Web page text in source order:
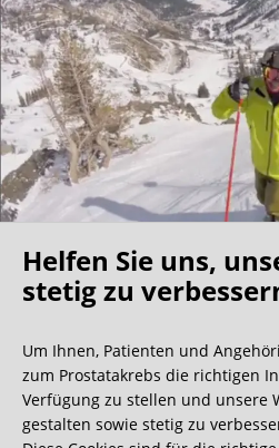
Oh what a
Wir bekommen ja viele tolle
aber dieser ist doch sehr
Helfen Sie uns,
stetig zu
Um Ihnen, Patienten und
zum Prostatakrebs die richtigen
Verfügung zu stellen und unsere
gestalten sowie stetig zu